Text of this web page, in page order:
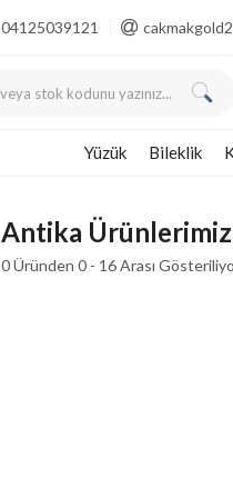
04125039121
Yüzük Bileklik
Antika Ürünlerimiz
0 Üründen 0 - 16 Arası